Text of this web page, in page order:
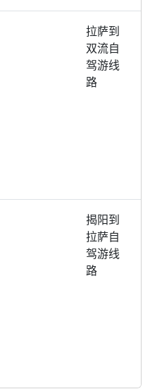
拉萨到
双流自
驾游线
路
揭阳到
拉萨自
驾游线
路